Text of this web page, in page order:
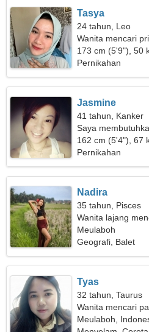
Tasya
24 tahun, Leo
Wanita mencari
173 cm (5'9"), 50
Pernikahan
Jasmine
41 tahun, Kanker
Saya
bepergian
162 cm (5'4"), 67
Pernikahan
Nadira
35 tahun, Pisces
Wanita lajang
Meulaboh
Geografi, Balet
Tyas
32 tahun, Taurus
Wanita mencari
Meulaboh,